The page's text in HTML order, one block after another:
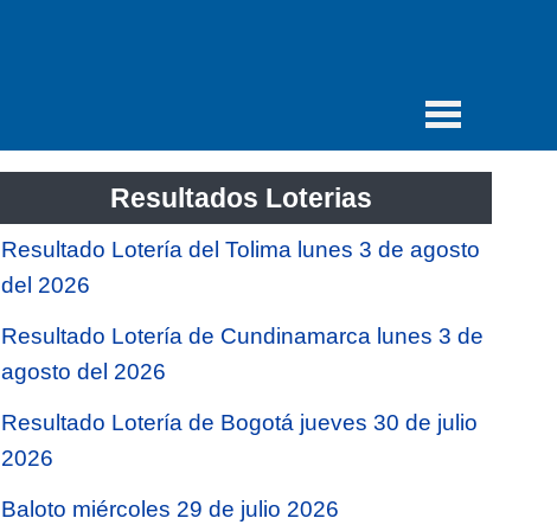
Resultados Loterias
Resultado Lotería del Tolima lunes 3 de agosto
del 2026
Resultado Lotería de Cundinamarca lunes 3 de
agosto del 2026
Resultado Lotería de Bogotá jueves 30 de julio
2026
Baloto miércoles 29 de julio 2026